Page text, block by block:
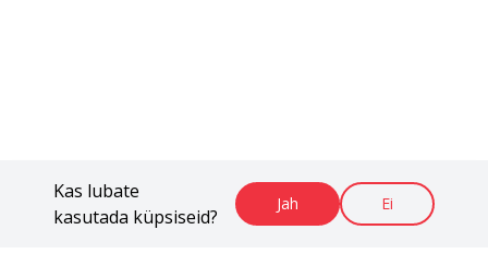
Kas lubate
kasutada küpsiseid?
Jah Ei